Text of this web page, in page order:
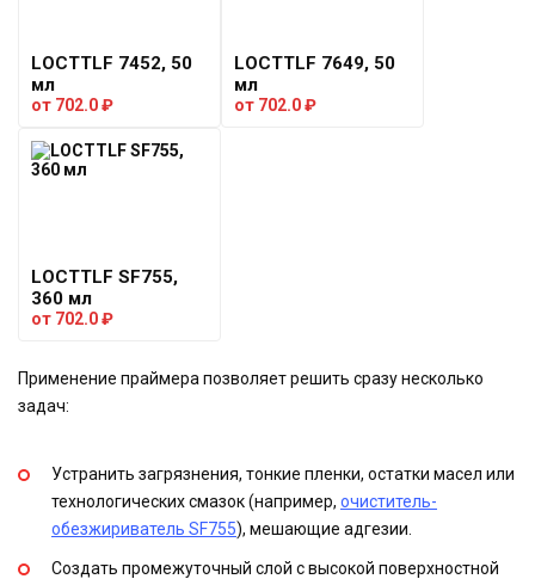
LOCTTLF 7452, 50
мл
от 702.0₽
LOCTTLF 7649, 50
мл
от 702.0₽
LOCTTLF SF755,
360 мл
от 702.0₽
Применение праймера позволяет решить сразу несколько
задач:
Устранить загрязнения, тонкие пленки, остатки масел или
технологических смазок (например, очиститель-
обезжириватель SF755), мешающие адгезии.
Создать промежуточный слой с высокой поверхностной